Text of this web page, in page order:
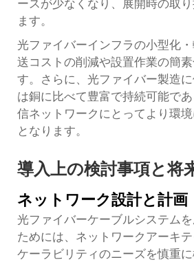
ースが少なくなり、展開時の取
ます。
光ファイバーインフラの小型化
送コストの削減や設置作業の簡
す。さらに、光ファイバー製造
は銅に比べて豊富で持続可能で
信ネットワークにとってより環
となります。
導入上の検討事項と将
ネットワーク設計と計画
光ファイバーケーブルシステム
ためには、ネットワークアーキ
ケーラビリティのニーズを慎重